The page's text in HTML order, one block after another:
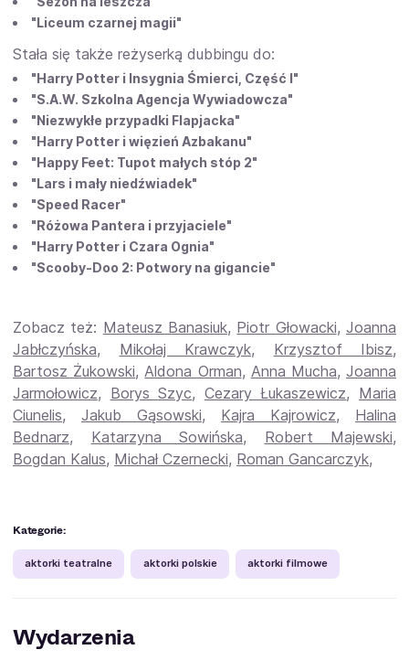
"Liceum czarnej magii"
Stała się także reżyserką dubbingu do:
"Harry Potter i Insygnia Śmierci, Część I"
"S.A.W. Szkolna Agencja Wywiadowcza"
"Niezwykłe przypadki Flapjacka"
"Harry Potter i więzień Azbakanu"
"Happy Feet: Tupot małych stóp 2"
"Lars i mały niedźwiadek"
"Speed Racer"
"Różowa Pantera i przyjaciele"
"Harry Potter i Czara Ognia"
"Scooby-Doo 2: Potwory na gigancie"
Zobacz też: Mateusz Banasiuk, Piotr Głowacki,Joanna
Jabłczyńska, Mikołaj Krawczyk, Krzysztof Ibisz,
Bartosz Żukowski, Aldona Orman, Anna Mucha,Joanna
Jarmołowicz, Borys Szyc, Cezary Łukaszewicz, Maria
Ciunelis, Jakub Gąsowski, Kajra Kajrowicz, Halina
Bednarz, Katarzyna Sowińska, Robert Majewski,
Bogdan Kalus, Michał Czernecki, Roman Gancarczyk,
Kategorie:
aktorki teatralne aktorki polskie aktorki filmowe
Wydarzenia